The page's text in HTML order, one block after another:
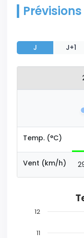
Prévisions
J J+1
Temp. (°C)
Vent (km/h)
11
12